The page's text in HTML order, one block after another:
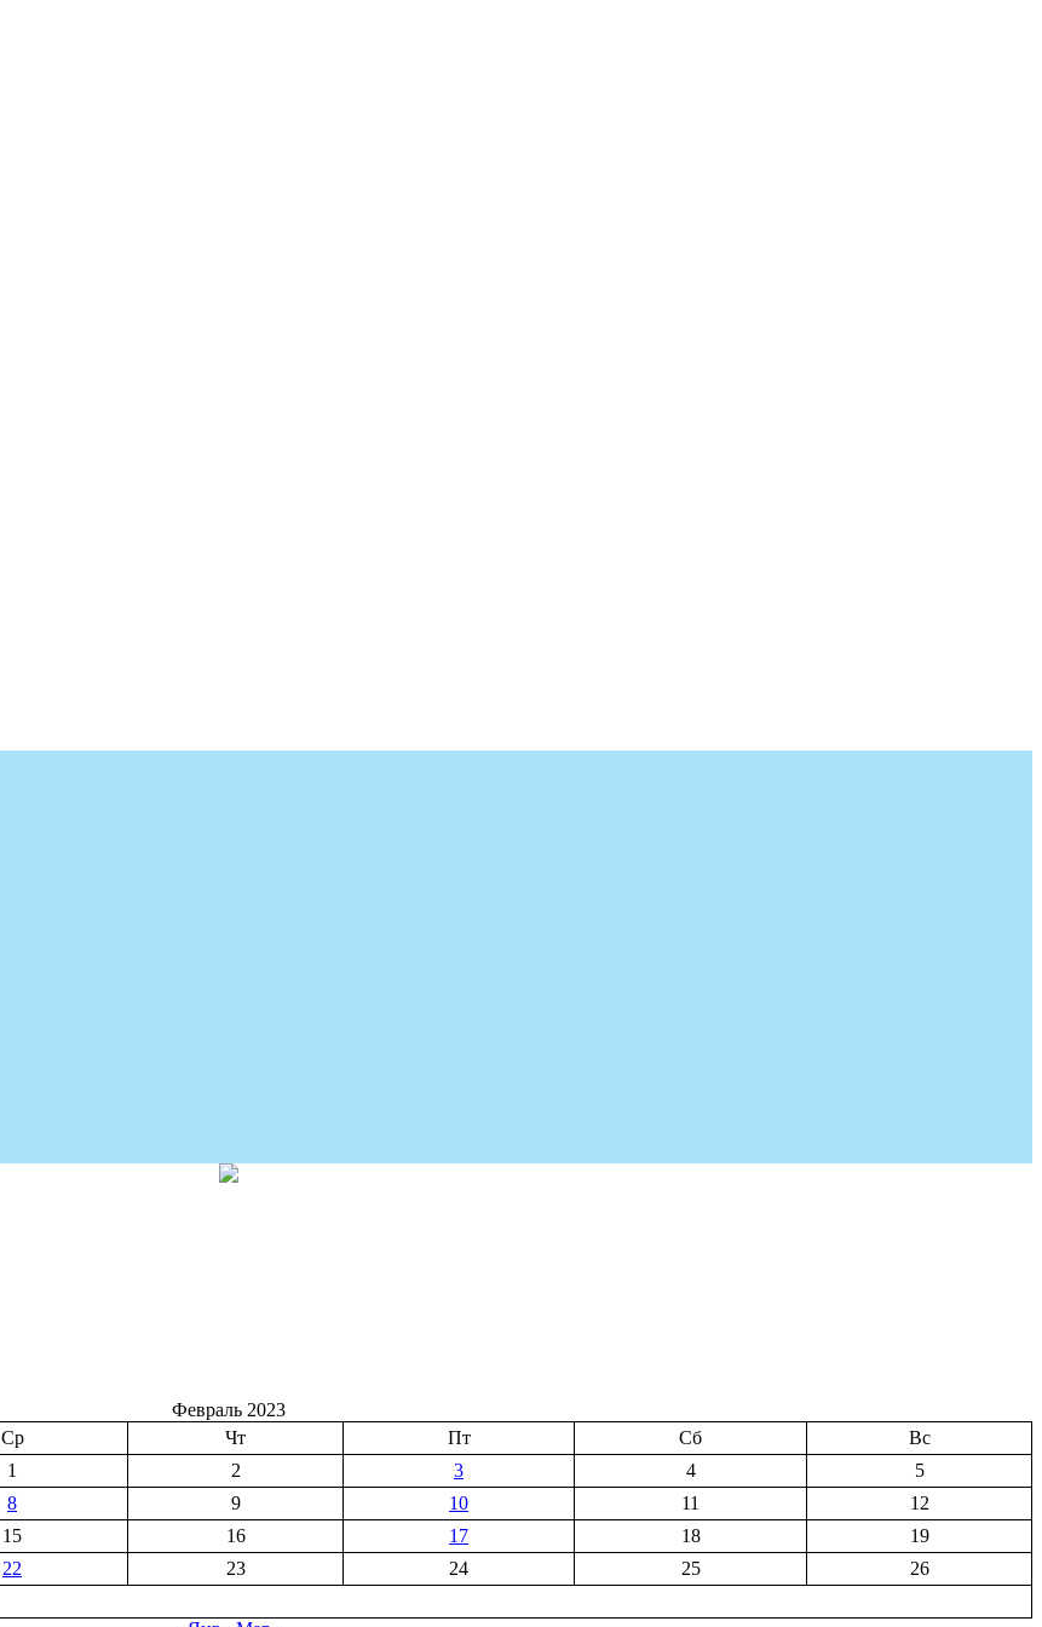
Февраль 2023
Ср Чт Пт Сб
Вс
1
2 3 4
5
8 9 10 11
12
15 16 17 18
19
22 23 24 25
26